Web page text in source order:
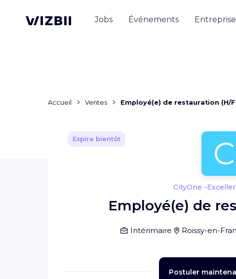
Jobs Événements
Accueil Ventes Employé(e) de restauration (H/
Expire bientôt C
CityOne -
Employé(e) de
Intérimaire Roissy-en-
Postuler